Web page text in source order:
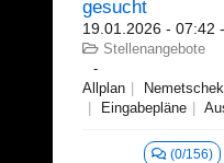
gesucht
19.01.2026 - 07:42
Stellenangebote
Allplan Nemetschek
Eingabepläne
(0/156)